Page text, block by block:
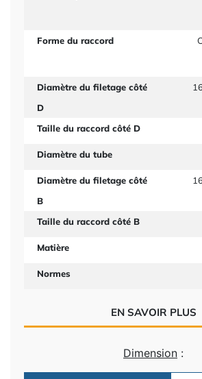
Forme du raccord
Diamètre du filetage côté
D
Taille du raccord côté D
Diamètre du tube
Diamètre du filetage côté
B
Taille du raccord côté B
Matière
Normes
EN SAVOIR PLUS
Dimension :